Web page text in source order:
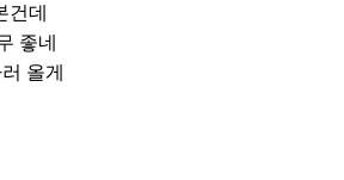
건데
좋네
올게